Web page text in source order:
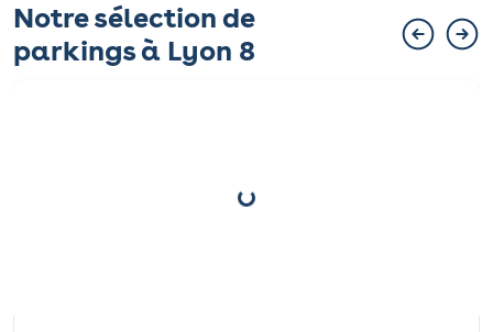
Notre sélection de
parkings à Lyon 8